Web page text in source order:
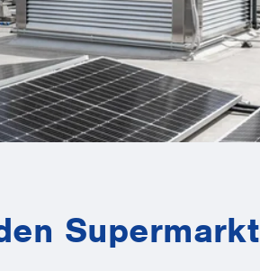
Supermarkt